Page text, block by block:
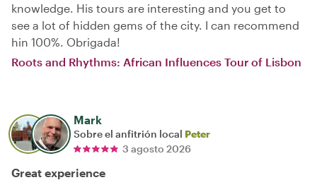
knowledge. His tours are interesting and you get to
see a lot of hidden gems of the city. I can recommend
hin 100%. Obrigada!
Roots and Rhythms: African Influences Tour of Lisbon
Mark
Sobre el anfitrión local Peter
3 agosto 2026
Great experience